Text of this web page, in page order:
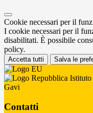
Cookie necessari per il
I cookie necessari per il
disabilitati. È possibile
policy.
Accetta tutti Salva le
Gavi
Contatti